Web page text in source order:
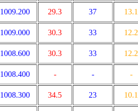
1009.200 29.3 37
13.1
1009.000 30.3 33
12.2
1008.600 30.3 33
12.2
1008.400 - -
-
1008.300 34.5 23
10.1